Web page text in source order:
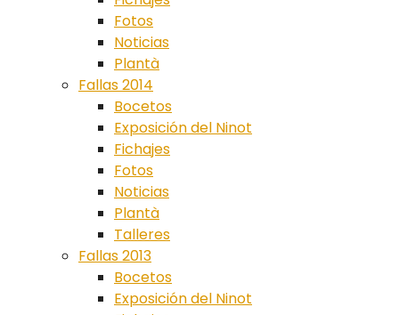
Fotos
Noticias
Plantà
Fallas 2014
Bocetos
Exposición del Ninot
Fichajes
Fotos
Noticias
Plantà
Talleres
Fallas 2013
Bocetos
Exposición del Ninot